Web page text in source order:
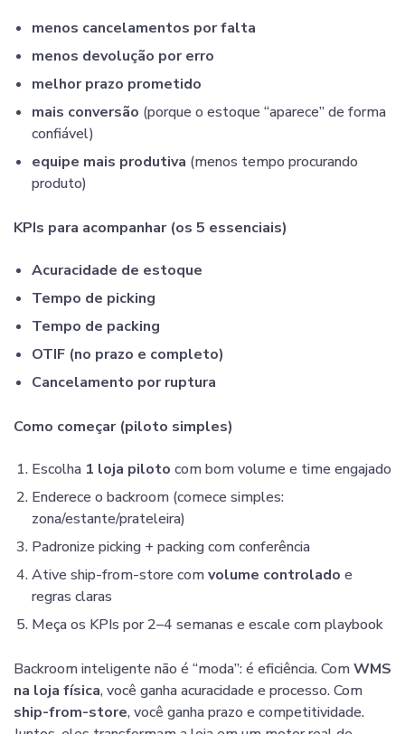
menos cancelamentos por falta
menos devolução por erro
melhor prazo prometido
mais conversão (porque o estoque “aparece” de forma
confiável)
equipe mais produtiva (menos tempo procurando
produto)
KPIs para acompanhar (os 5 essenciais)
Acuracidade de estoque
Tempo de picking
Tempo de packing
OTIF (no prazo e completo)
Cancelamento por ruptura
Como começar (piloto simples)
Escolha 1 loja piloto com bom volume e time engajado
Enderece o backroom (comece simples:
zona/estante/prateleira)
Padronize picking + packing com conferência
Ative ship-from-store comvolume controlado e
regras claras
Meça os KPIs por 2–4 semanas e escale com playbook
Backroom inteligente não é “moda”: é eficiência. ComWMS
na loja física, você ganha acuracidade e processo. Com
ship-from-store, você ganha prazo e competitividade.